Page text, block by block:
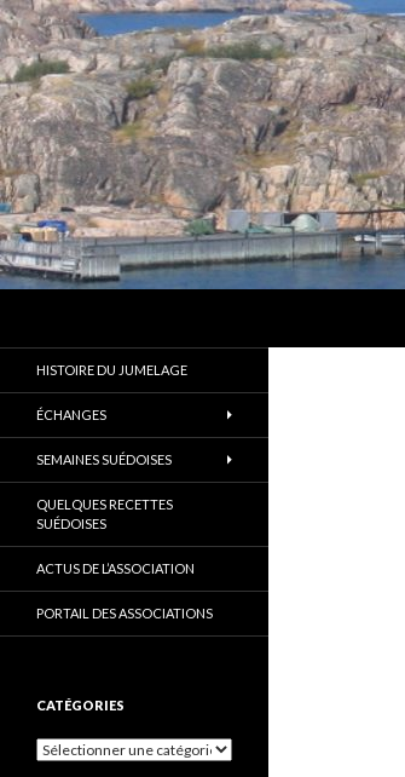
France
HISTOIRE DU JUMELAGE
ÉCHANGES
SEMAINES SUÉDOISES
QUELQUES RECETTES
SUÉDOISES
ACTUS DE L’ASSOCIATION
PORTAIL DES ASSOCIATIONS
CATÉGORIES
C